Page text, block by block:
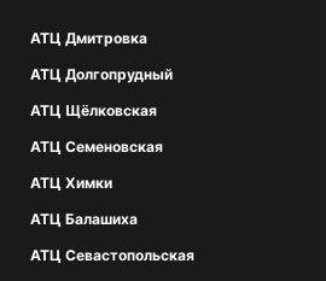
АТЦ Дмитровка
АТЦ Долгопрудный
АТЦ Щёлковская
АТЦ Семеновская
АТЦ Химки
АТЦ Балашиха
АТЦ Севастопольская